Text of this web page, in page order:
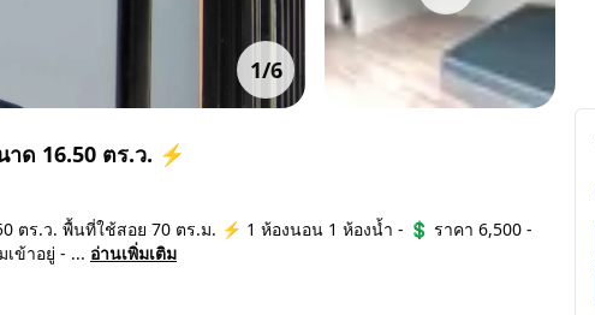
1/6
ด 16.50 ตร.ว. ⚡
ตร.ว. พื้นที่ใช้สอย 70 ตร.ม. ⚡ 1 ห้องนอน 1 ห้องน้ำ - 💲 ราคา 6,500 -
ข้าอยู่ - ... อ่านเพิ่มเติม